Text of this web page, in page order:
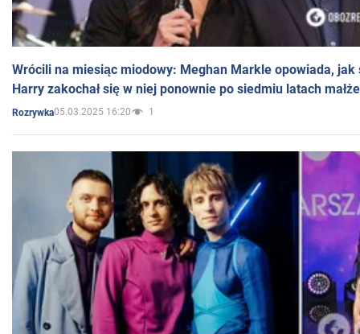
Wrócili na miesiąc miodowy: Meghan Markle opowiada, jak
Harry zakochał się w niej ponownie po siedmiu latach
Rozrywka05.03.2025 16:20 1